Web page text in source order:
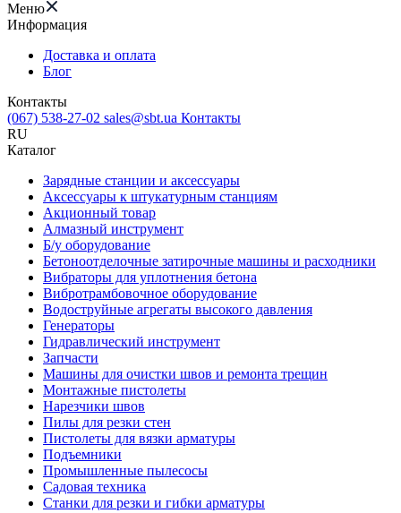
Меню
Информация
Доставка и оплата
Блог
Контакты
(067) 538-27-02 sales@sbt.ua Контакты
RU
Каталог
Зарядные станции и аксессуары
Аксессуары к штукатурным станциям
Акционный товар
Алмазный инструмент
Б/у оборудование
Бетоноотделочные затирочные машины и расходники
Вибраторы для уплотнения бетона
Вибротрамбовочное оборудование
Водоструйные агрегаты высокого давления
Генераторы
Гидравлический инструмент
Запчасти
Машины для очистки швов и ремонта трещин
Монтажные пистолеты
Нарезчики швов
Пилы для резки стен
Пистолеты для вязки арматуры
Подъемники
Промышленные пылесосы
Садовая техника
Станки для резки и гибки арматуры